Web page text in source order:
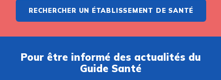
RECHERCHER UN ÉTABLISSEMENT DE SANTÉ
Pour être informé des actualités du
Guide Santé